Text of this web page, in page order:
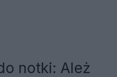
notki: Ależ